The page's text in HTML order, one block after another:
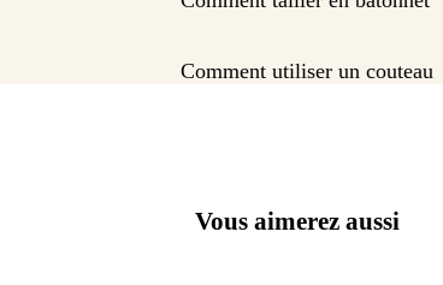
Comment utiliser un couteau
Vous aimerez aussi